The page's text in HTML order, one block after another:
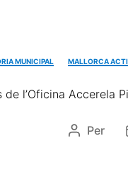
MUNICIPAL MALLORCA
de l’Oficina Accerela
Per